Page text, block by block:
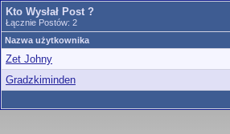
Kto Wysłał Post ?
Łącznie Postów: 2
Nazwa użytkownika
Zet Johny
Gradzkiminden